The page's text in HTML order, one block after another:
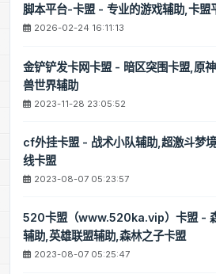
脚本平台-卡盟 - 专业的游戏辅助,卡盟
2026-02-24 16:11:13
金铲铲发卡网卡盟 - 暗区突围卡盟,原
兽世界辅助
2023-11-28 23:05:52
cf外挂卡盟 - 战术小队辅助,超激斗梦
线卡盟
2023-08-07 05:23:57
520卡盟（www.520ka.vip）卡盟 -
辅助,英雄联盟辅助,森林之子卡盟
2023-08-07 05:25:47